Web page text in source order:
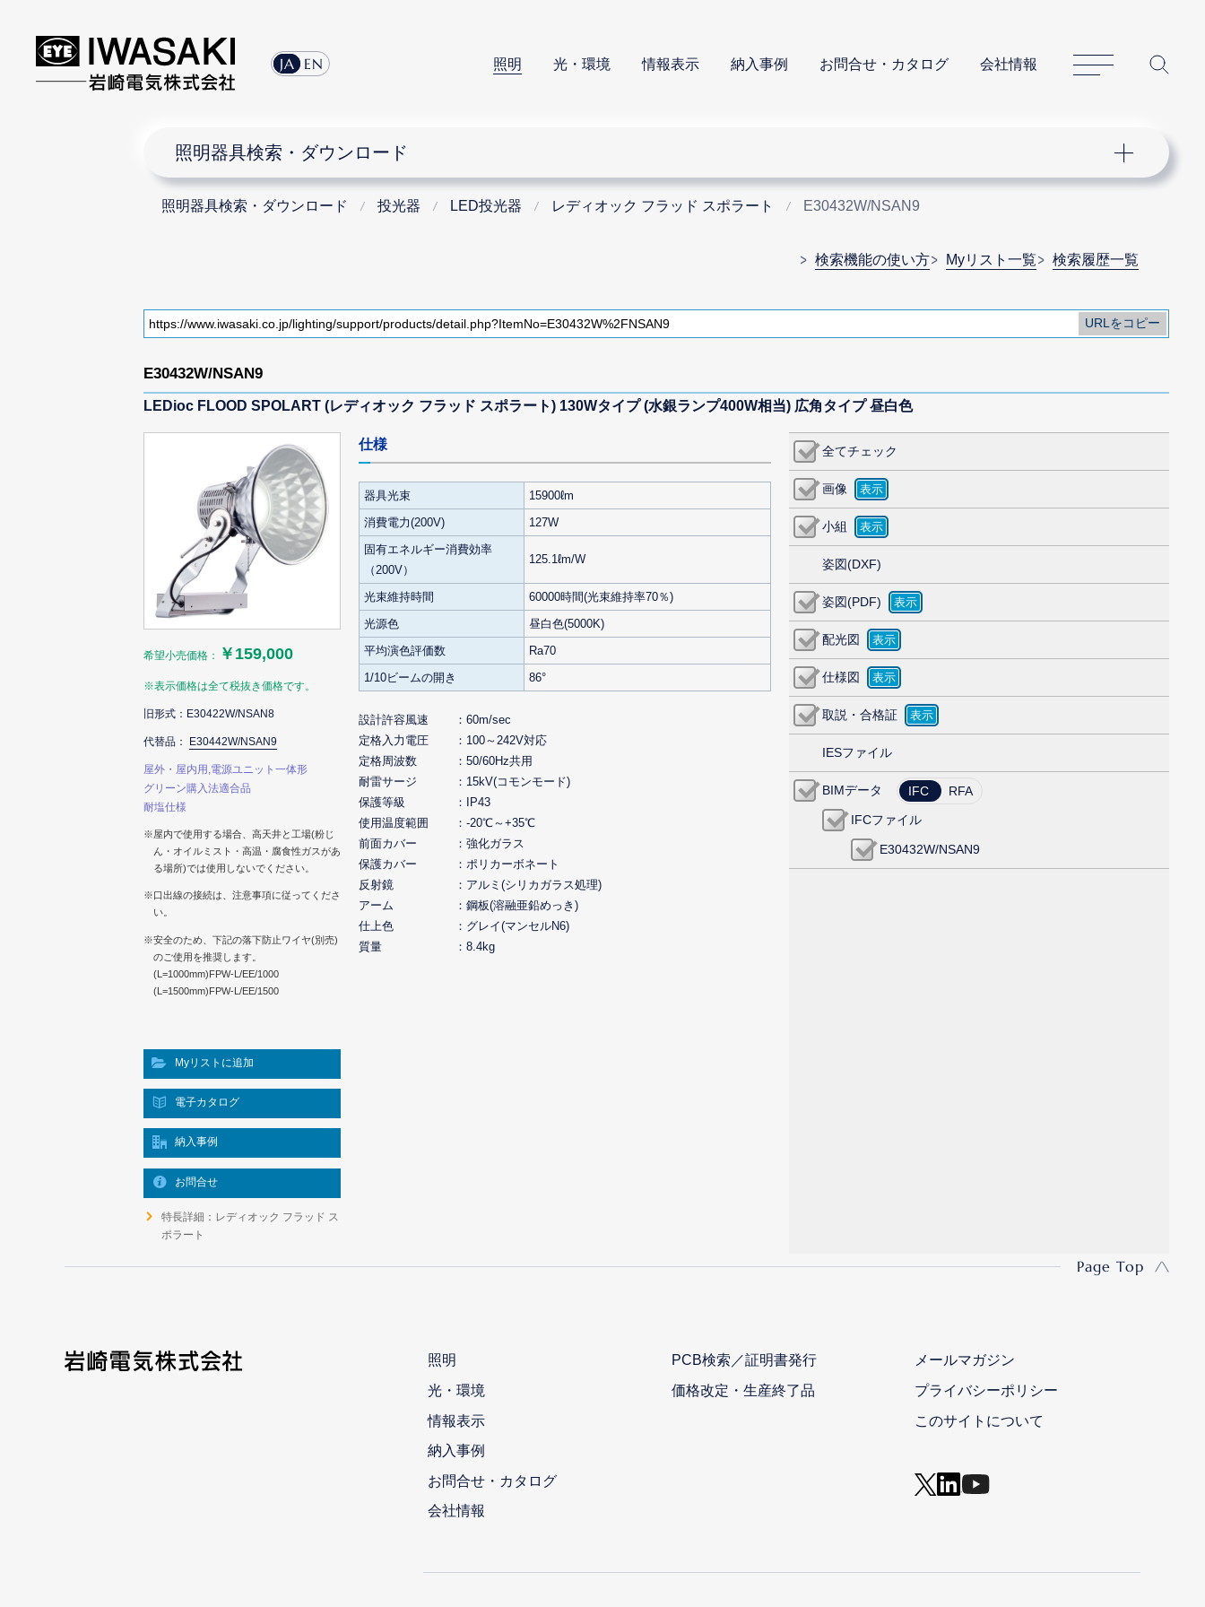
JA EN 照明 光・環境 情報表示 納入事例 お問合せ・カタログ 会社情報
サイトマップ
照明器具検索・ダウンロード
照明器具検索・ダウンロード 投光器 LED投光器 レディオック フラッド スポラート E30432W/NSAN9
検索機能の使い方 Myリスト一覧 検索履歴一覧
E30432W/NSAN9
LEDioc FLOOD SPOLART (レディオック フラッド スポラート) 130Wタイプ (水銀ランプ400W相当) 広角タイプ 昼白色
希望小売価格： ￥159,000
※表示価格は全て税抜き価格です。
旧形式：E30422W/NSAN8
代替品： E30442W/NSAN9
屋外・屋内用,電源ユニット一体形
グリーン購入法適合品
耐塩仕様
※屋内で使用する場合、高天井と工場(粉じ
ん・オイルミスト・高温・腐食性ガスがあ
る場所)では使用しないでください。
※口出線の接続は、注意事項に従ってくださ
い。
※安全のため、下記の落下防止ワイヤ(別売)
のご使用を推奨します。
(L=1000mm)FPW-L/EE/1000
(L=1500mm)FPW-L/EE/1500
Myリストに追加
電子カタログ
納入事例
お問合せ
特長詳細：レディオック フラッド ス
ポラート
全てチェック
画像
小組
姿図(DXF)
姿図(PDF)
配光図
仕様図
取説・合格証
IESファイル
BIMデータ IFC
RFA
IFCファイル
E30432W/NSAN9
仕様
器具光束
15900ℓm
消費電力(200V)
127W
固有エネルギー消費効率
（200V）
125.1ℓm/W
光束維持時間
60000時間(光束維持率70％)
光源色
昼白色(5000K)
平均演色評価数
Ra70
1/10ビームの開き
86°
設計許容風速
60m/sec
定格入力電圧
100～242V対応
定格周波数
50/60Hz共用
耐雷サージ
15kV(コモンモード)
保護等級
IP43
使用温度範囲
-20℃～+35℃
前面カバー
強化ガラス
保護カバー
ポリカーボネート
反射鏡
アルミ(シリカガラス処理)
アーム
鋼板(溶融亜鉛めっき)
仕上色
グレイ(マンセルN6)
質量
8.4kg
Page Top
照明
光・環境
情報表示
納入事例
お問合せ・カタログ
会社情報
PCB検索／証明書発行
価格改定・生産終了品
メールマガジン
プライバシーポリシー
このサイトについて